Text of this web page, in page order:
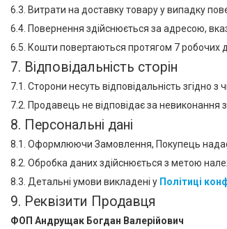
6.3. Витрати на доставку товару у випадку
6.4. Повернення здійснюється за адресою,
6.5. Кошти повертаються протягом 7 робочих
7. Відповідальність сторін
7.1. Сторони несуть відповідальність згідно
7.2. Продавець не відповідає за
8. Персональні дані
8.1. Оформлюючи Замовлення, Покупець надає
8.2. Обробка даних здійснюється з метою
8.3. Детальні умови викладені у Політиці
9. Реквізити Продавця
ФОП Андрущак Богдан Валерійович